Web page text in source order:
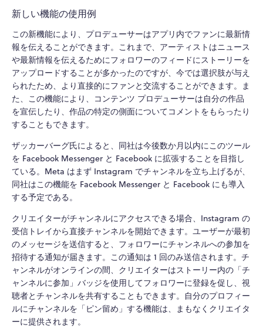
新しい機能の使用例
この新機能により、プロデューサーはアプリ内でファンに最新情
報を伝えることができます。これまで、アーティストはニュース
や最新情報を伝えるためにフォロワーのフィードにストーリーを
アップロードすることが多かったのですが、今では選択肢が与え
られたため、より直接的にファンと交流することができます。ま
た、この機能により、コンテンツ プロデューサーは自分の作品
を宣伝したり、作品の特定の側面についてコメントをもらったり
することもできます。
ザッカーバーグ氏によると、同社は今後数か月以内にこのツール
を Facebook Messenger と Facebook に拡張することを目指し
ている。Meta はまず Instagram でチャンネルを立ち上げるが、
同社はこの機能を Facebook Messenger と Facebook にも導入
する予定である。
クリエイターがチャンネルにアクセスできる場合、Instagram の
受信トレイから直接チャンネルを開始できます。ユーザーが最初
のメッセージを送信すると、フォロワーにチャンネルへの参加を
招待する通知が届きます。この通知は 1 回のみ送信されます。チ
ャンネルがオンラインの間、クリエイターはストーリー内の「チ
ャンネルに参加」バッジを使用してフォロワーに登録を促し、視
聴者とチャンネルを共有することもできます。自分のプロフィー
ルにチャンネルを「ピン留め」する機能は、まもなくクリエイタ
ーに提供されます。